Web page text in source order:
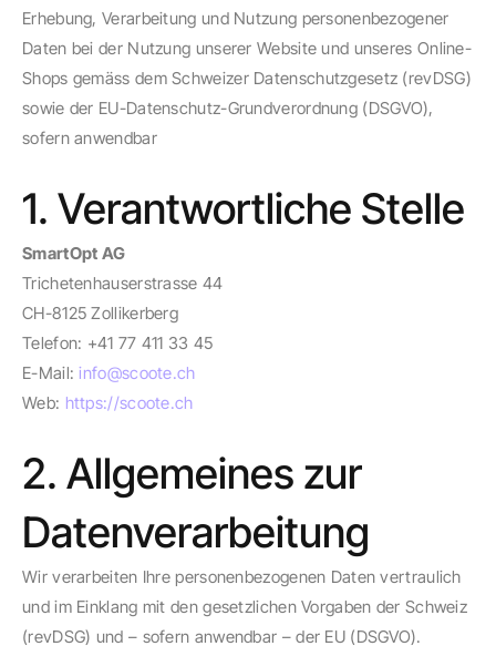
Erhebung, Verarbeitung und Nutzung personenbezogener
Daten bei der Nutzung unserer Website und unseres Online-
Shops gemäss dem Schweizer Datenschutzgesetz (revDSG)
sowie der EU-Datenschutz-Grundverordnung (DSGVO),
sofern anwendbar
1. Verantwortliche Stelle
SmartOpt AG
Trichetenhauserstrasse 44
CH-8125 Zollikerberg
Telefon: +41 77 411 33 45
E-Mail:info@scoote.ch
Web: https://scoote.ch
2. Allgemeines zur
Datenverarbeitung
Wir verarbeiten Ihre personenbezogenen Daten vertraulich
und im Einklang mit den gesetzlichen Vorgaben der Schweiz
(revDSG) und – sofern anwendbar – der EU (DSGVO).